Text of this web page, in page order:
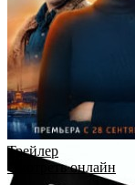
Трейлер
Смотреть онлайн